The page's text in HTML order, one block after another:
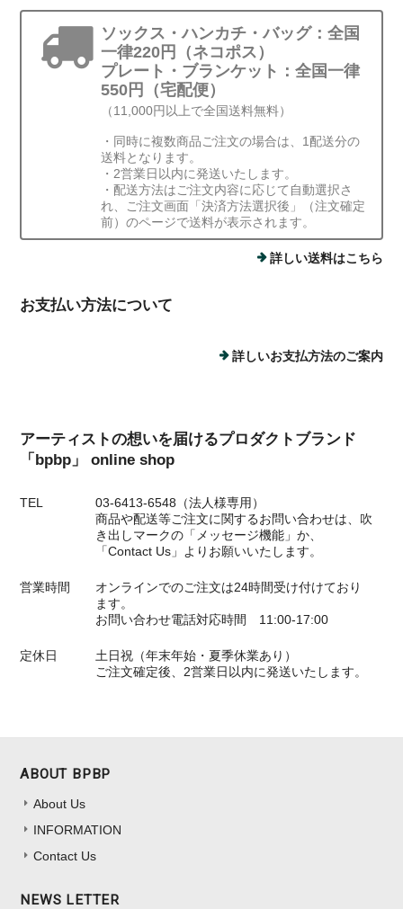
ソックス・ハンカチ・バッグ：全国
一律220円（ネコポス）
プレート・ブランケット：全国一律
550円（宅配便）
（11,000円以上で全国送料無料）
・同時に複数商品ご注文の場合は、1配送分の
送料となります。
・2営業日以内に発送いたします。
・配送方法はご注文内容に応じて自動選択さ
れ、ご注文画面「決済方法選択後」（注文確定
前）のページで送料が表示されます。
詳しい送料はこちら
お支払い方法について
詳しいお支払方法のご案内
アーティストの想いを届けるプロダクトブランド
「bpbp」 online shop
TEL
03-6413-6548（法人様専用）
商品や配送等ご注文に関するお問い合わせは、吹
き出しマークの「メッセージ機能」か、
「Contact Us」よりお願いいたします。
営業時間
オンラインでのご注文は24時間受け付けており
ます。
お問い合わせ電話対応時間 11:00-17:00
定休日
土日祝（年末年始・夏季休業あり）
ご注文確定後、2営業日以内に発送いたします。
ABOUT BPBP
About Us
INFORMATION
Contact Us
NEWS LETTER